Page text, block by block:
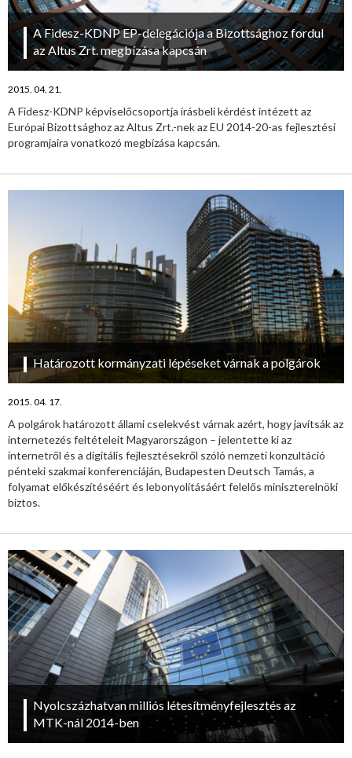
A Fidesz-KDNP EP-delegációja a Bizottsághoz fordul
az Altus Zrt. megbízása kapcsán
2015. 04. 21.
A Fidesz-KDNP képviselőcsoportja írásbeli kérdést intézett az
Európai Bizottsághoz az Altus Zrt.-nek az EU 2014-20-as fejlesztési
programjaira vonatkozó megbízása kapcsán.
Határozott kormányzati lépéseket várnak a polgárok
2015. 04. 17.
A polgárok határozott állami cselekvést várnak azért, hogy javítsák az
internetezés feltételeit Magyarországon – jelentette ki az
internetről és a digitális fejlesztésekről szóló nemzeti konzultáció
pénteki szakmai konferenciáján, Budapesten Deutsch Tamás, a
folyamat előkészítéséért és lebonyolításáért felelős miniszterelnöki
biztos.
Nyolcszázhatvan milliós létesítményfejlesztés az
MTK-nál 2014-ben